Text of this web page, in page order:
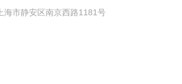
海市静安区南京西路1181号